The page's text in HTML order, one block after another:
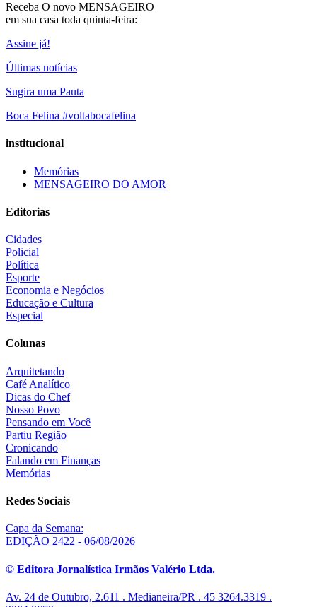
Receba O novo MENSAGEIRO
em sua casa toda quinta-feira:
Assine já!
Últimas notícias
Sugira uma Pauta
Boca Felina #voltabocafelina
institucional
Memórias
MENSAGEIRO DO AMOR
Editorias
Cidades
Policial
Política
Esporte
Economia e Negócios
Educação e Cultura
Especial
Colunas
Arquitetando
Café Analítico
Dicas do Chef
Nosso Povo
Pensando em Você
Partiu Região
Cronicando
Falando em Finanças
Memórias
Redes Sociais
Capa da Semana:
EDIÇÃO 2422 - 06/08/2026
© Editora Jornalística Irmãos Valério Ltda.
Av. 24 de Outubro, 2.611 . Medianeira/PR . 45 3264.3319 .